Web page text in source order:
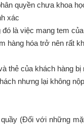
quyền chưa khoa
xác
việc mang tem của
hóa trở nên rất khó
thẻ của khách hàng bị
nhưng lại không
(Đối với những